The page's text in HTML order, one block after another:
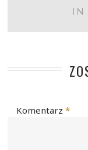
IN
Komentarz*